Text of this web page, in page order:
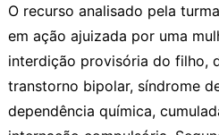
O recurso analisado pela
em ação ajuizada por uma
interdição provisória do filho,
transtorno bipolar, síndrome
dependência química,